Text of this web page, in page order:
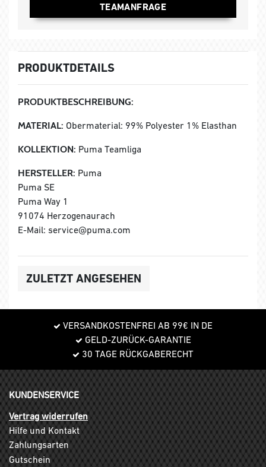
TEAMANFRAGE
PRODUKTDETAILS
PRODUKTBESCHREIBUNG:
MATERIAL: Obermaterial: 99% Polyester 1% Elasthan
KOLLEKTION: Puma Teamliga
HERSTELLER: Puma
Puma SE
Puma Way 1
91074 Herzogenaurach
E-Mail: service@puma.com
ZULETZT ANGESEHEN
VERSANDKOSTENFREI AB 99€ IN DE
GELD-ZURÜCK-GARANTIE
30 TAGE RÜCKGABERECHT
KUNDENSERVICE
Vertrag widerrufen
Hilfe und Kontakt
Zahlungsarten
Gutschein